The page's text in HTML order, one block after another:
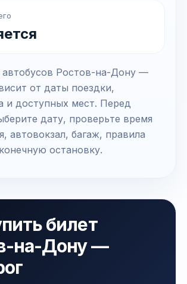
автобусов Ростов-на-Дону —
от даты поездки,
и доступных мест. Перед
дату, проверьте время
автовокзал, багаж, правила
остановку.
билет
на-Дону —